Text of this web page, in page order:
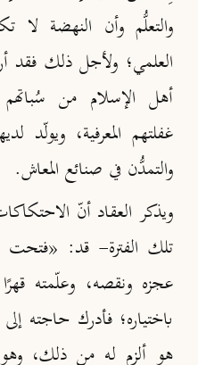
والتعلُّم وأن النهضة لا
العلمي؛ ولأجل ذلك فقد
أهل الإسلام من
غفلتهم المعرفية، ويولّد
والتمدُّن في صنائع المعاش.
ويذكر العقاد أنّ
تلك الفترة- قد: «فتحت
عجزه ونقصه، وعلّمته
باختياره؛ فأدرك حاجته
هو ألزم له من ذلك،